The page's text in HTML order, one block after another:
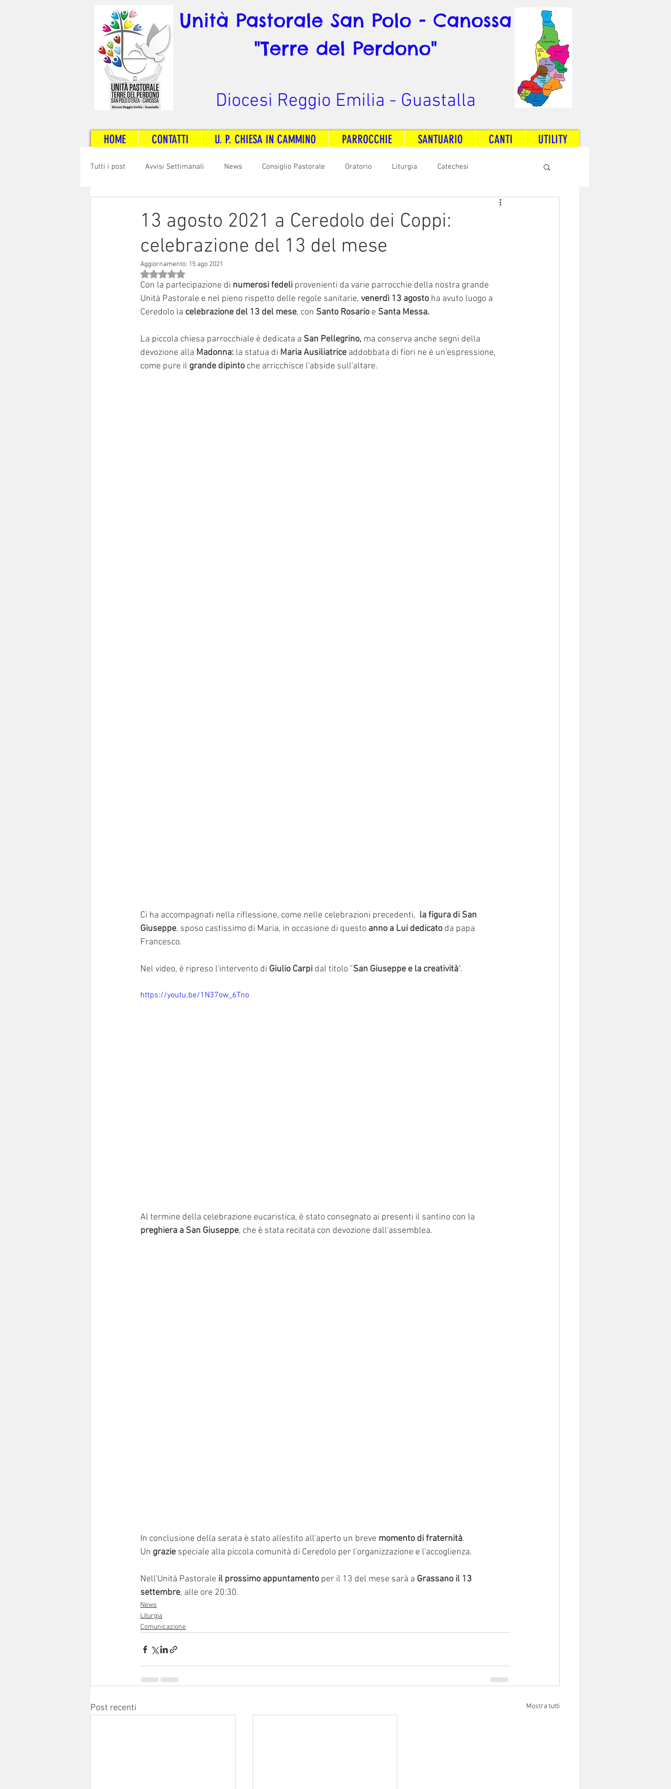
Unità Pastorale San Polo - Canossa
"Terre del Perdono"
Diocesi Reggio Emilia - Guastalla
HOME CONTATTI U. P. CHIESA IN CAMMINO PARROCCHIE SANTUARIO CANTI UTILITY
Tutti i post Avvisi Settimanali News Consiglio Pastorale Oratorio Liturgia Catechesi
Radio Dream Together
Sinodo 2021-23 Anziani e ammalati
13 agosto 2021 a Ceredolo dei Coppi:
celebrazione del 13 del mese
Aggiornamento: 15 ago 2021
Valutazione NaN stelle su 5.
Con la partecipazione di numerosi fedeli provenienti da varie parrocchie della nostra grande
Unità Pastorale e nel pieno rispetto delle regole sanitarie, venerdì 13 agosto ha avuto luogo a
Ceredolo la celebrazione del 13 del mese, con Santo Rosario e Santa Messa.
La piccola chiesa parrocchiale è dedicata a San Pellegrino, ma conserva anche segni della
devozione alla Madonna: la statua di Maria Ausiliatrice addobbata di fiori ne è un'espressione,
come pure il grande dipinto che arricchisce l'abside sull'altare.
Ci ha accompagnati nella riflessione, come nelle celebrazioni precedenti, la figura di San
Giuseppe, sposo castissimo di Maria, in occasione di questo anno a Lui dedicato da papa
Francesco.
Nel video, è ripreso l'intervento di Giulio Carpi dal titolo "San Giuseppe e la creatività".
https://youtu.be/1N37ow_6Tno
Al termine della celebrazione eucaristica, è stato consegnato ai presenti il santino con la
preghiera a San Giuseppe, che è stata recitata con devozione dall'assemblea.
In conclusione della serata è stato allestito all'aperto un breve momento di fraternità.
Un grazie speciale alla piccola comunità di Ceredolo per l'organizzazione e l'accoglienza.
Nell'Unità Pastorale il prossimo appuntamento per il 13 del mese sarà a Grassano il 13
settembre, alle ore 20:30.
News
Liturgia
Comunicazione
Post recenti Mostra tutti